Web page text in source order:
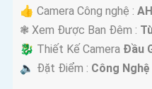
👍 Camera Công nghệ :
❃ Xem Được Ban Đêm :
🐉️ Thiết Kế Camera Đầu
️🔈 Đặt Điểm : Công Nghệ